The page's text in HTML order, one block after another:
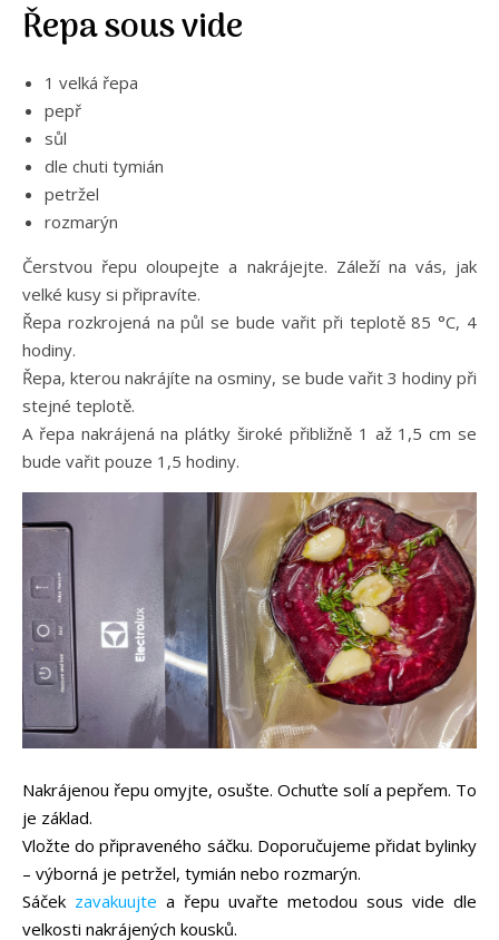
Řepa sous vide
1 velká řepa
pepř
sůl
dle chuti tymián
petržel
rozmarýn
Čerstvou řepu oloupejte a nakrájejte. Záleží na vás, jak
velké kusy si připravíte.
Řepa rozkrojená na půl se bude vařit při teplotě 85 °C, 4
hodiny.
Řepa, kterou nakrájíte na osminy, se bude vařit 3 hodiny při
stejné teplotě.
A řepa nakrájená na plátky široké přibližně 1 až 1,5 cm se
bude vařit pouze 1,5 hodiny.
Nakrájenou řepu omyjte, osušte. Ochuťte solí a pepřem. To
je základ.
Vložte do připraveného sáčku. Doporučujeme přidat bylinky
– výborná je petržel, tymián nebo rozmarýn.
Sáček zavakuujte a řepu uvařte metodou sous vide dle
velkosti nakrájených kousků.